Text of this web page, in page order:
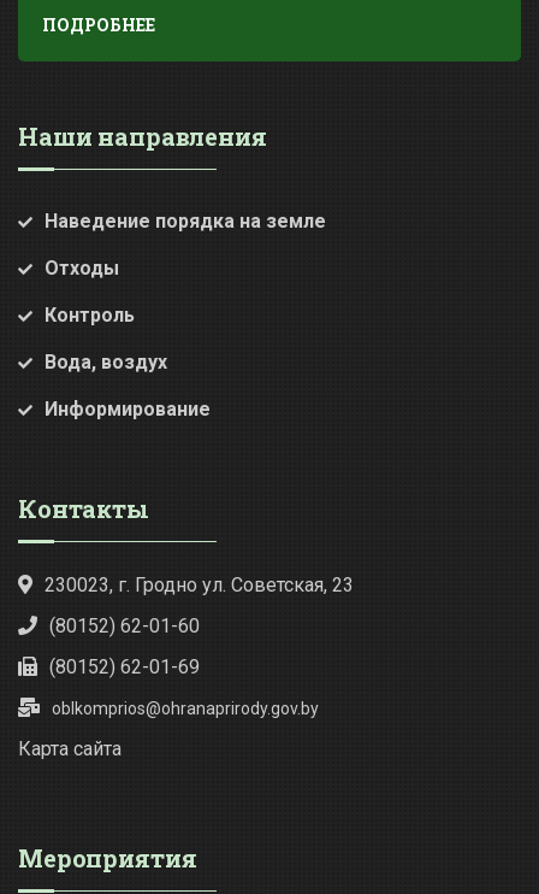
ПОДРОБНЕЕ
Наши направления
Наведение порядка на земле
Отходы
Контроль
Вода, воздух
Информирование
Контакты
230023, г. Гродно ул. Советская, 23
(80152) 62-01-60
(80152) 62-01-69
oblkomprios@ohranaprirody.gov.by
Карта сайта
Мероприятия